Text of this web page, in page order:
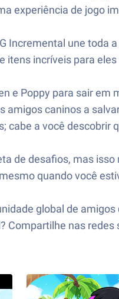
experiência de jogo
Incremental une toda
itens incríveis para
e Poppy para sair
amigos caninos a
cabe a você descobrir
de desafios, mas
quando você
global de
Compartilhe nas redes